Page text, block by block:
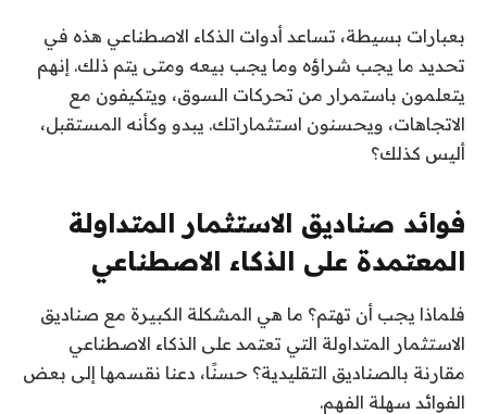
بعبارات بسيطة، تساعد أدوات الذكاء الاصطناعي هذه في
تحديد ما يجب شراؤه وما يجب بيعه ومتى يتم ذلك. إنهم
يتعلمون باستمرار من تحركات السوق، ويتكيفون مع
الاتجاهات، ويحسنون استثماراتك. يبدو وكأنه المستقبل،
أليس كذلك؟
فوائد صناديق الاستثمار المتداولة
المعتمدة على الذكاء الاصطناعي
فلماذا يجب أن تهتم؟ ما هي المشكلة الكبيرة مع صناديق
الاستثمار المتداولة التي تعتمد على الذكاء الاصطناعي
مقارنة بالصناديق التقليدية؟ حسنًا، دعنا نقسمها إلى بعض
الفوائد سهلة الفهم.